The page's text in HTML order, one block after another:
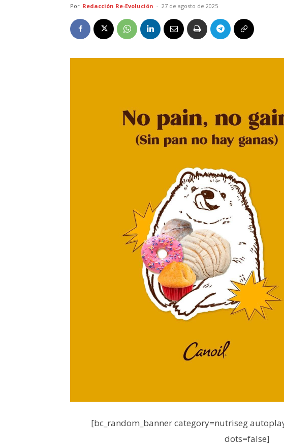
Por Redacción Re-Evolución - 27 de agosto de 2025
[bc_random_banner category=nutriseg
dots=false]